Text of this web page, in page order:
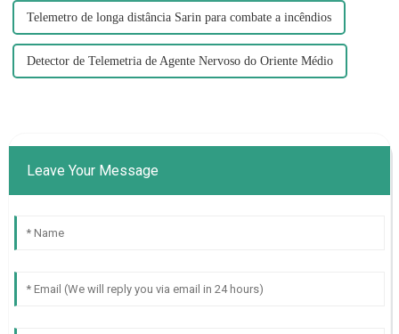
Telemetro de longa distância Sarin para combate a incêndios
Detector de Telemetria de Agente Nervoso do Oriente Médio
Leave Your Message